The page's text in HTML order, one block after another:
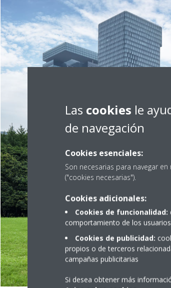
Las cookies le
de navegación
Cookies esenciales:
Son necesarias para navegar
("cookies necesarias").
Cookies adicionales:
Cookies de funcionalidad:
comportamiento de los
Cookies de publicidad:
propios o de terceros
campañas publicitarias
Si desea obtener más